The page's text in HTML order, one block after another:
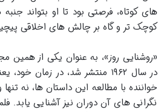
های کوتاه، فرصتی بود تا او بتواند
کوچک تر و گاه بر چالش های اخلاقی
«روشنایی روز»، به عنوان یکی از همین
در سال ۱۹۶۲ منتشر شد، در
خواننده با مطالعه این داستان ها، نه
نگرانی های آن دوران نیز آشنایی یابد.